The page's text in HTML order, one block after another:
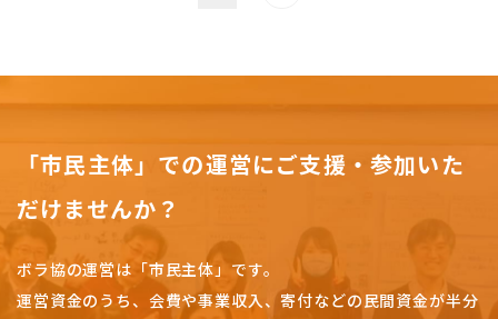
「市民主体」での運営にご支援・参加いた
だけませんか？
ボラ協の運営は「市民主体」です。
運営資金のうち、会費や事業収入、寄付などの民間資金が半分